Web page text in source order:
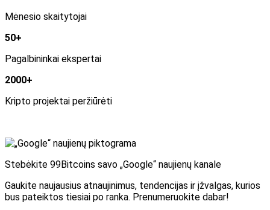
Mėnesio skaitytojai
50+
Pagalbininkai ekspertai
2000+
Kripto projektai peržiūrėti
Stebėkite 99Bitcoins savo „Google“ naujienų kanale
Gaukite naujausius atnaujinimus, tendencijas ir įžvalgas, kurios
bus pateiktos tiesiai po ranka. Prenumeruokite dabar!